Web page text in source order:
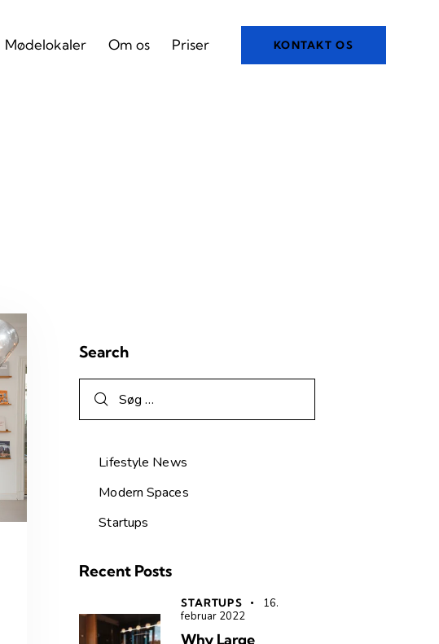
Mødelokaler Om os Priser KONTAKT OS
Search
Lifestyle News
Modern Spaces
Startups
Recent Posts
STARTUPS
16.
februar 2022
Why Large